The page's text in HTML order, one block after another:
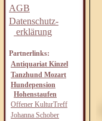
AGB
Datenschutz-
erklärung
Partnerlinks:
Antiquariat Kinzel
Tanzhund Mozart
Hundepension
Hohenstaufen
Offener KulturTreff
Johanna Schober